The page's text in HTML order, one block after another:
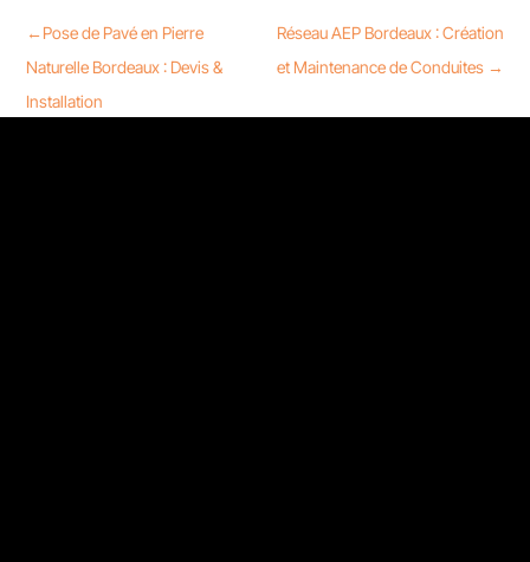
←Pose de Pavé en Pierre
Naturelle Bordeaux : Devis &
Installation
Réseau AEP Bordeaux : Création
et Maintenance de Conduites →